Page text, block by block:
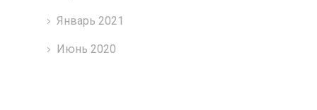
Январь 2021
Июнь 2020